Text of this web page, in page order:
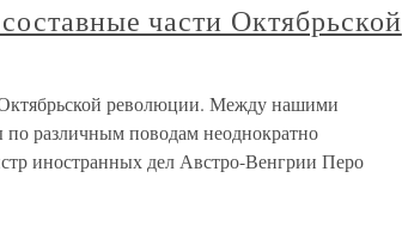
части Октябрьской
революции. Между нашими
различным поводам неоднократно
иностранных дел Австро-Венгрии Перо